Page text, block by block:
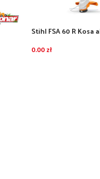
Stihl FSA 60 R Kosa
0.00zł